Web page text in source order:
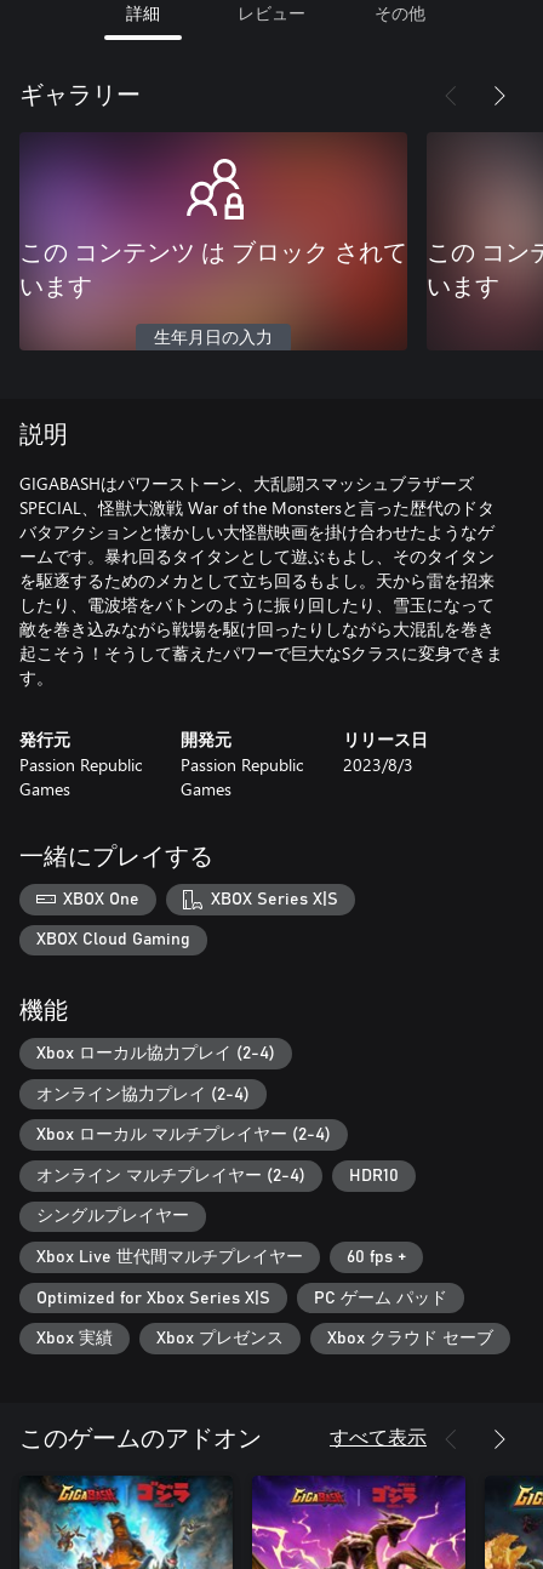
詳細 レビュー その他
ギャラリー
この コンテンツ は ブロック されて
います
生年月日の入力
この コン
います
説明
GIGABASHはパワーストーン、大乱闘スマッシュブラザーズ
SPECIAL、怪獣大激戦 War of the Monstersと言った歴代のドタ
バタアクションと懐かしい大怪獣映画を掛け合わせたようなゲ
ームです。暴れ回るタイタンとして遊ぶもよし、そのタイタン
を駆逐するためのメカとして立ち回るもよし。天から雷を招来
したり、電波塔をバトンのように振り回したり、雪玉になって
敵を巻き込みながら戦場を駆け回ったりしながら大混乱を巻き
起こそう！そうして蓄えたパワーで巨大なSクラスに変身できま
す。
発行元
Passion Republic
Games
開発元
Passion Republic
Games
リリース日
2023/8/3
一緒にプレイする
XBOX One XBOX Series X|S
XBOX Cloud Gaming
機能
Xbox ローカル協力プレイ (2-4)
オンライン協力プレイ (2-4)
Xbox ローカル マルチプレイヤー (2-4)
オンライン マルチプレイヤー (2-4) HDR10
シングルプレイヤー
Xbox Live 世代間マルチプレイヤー 60 fps +
Optimized for Xbox Series X|S PC ゲーム パッド
Xbox 実績 Xbox プレゼンス Xbox クラウド セーブ
このゲームのアドオン すべて表示